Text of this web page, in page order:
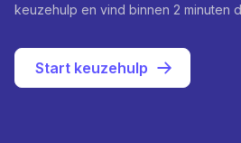
keuzehulp en vind binnen 2 minuten
Start keuzehulp